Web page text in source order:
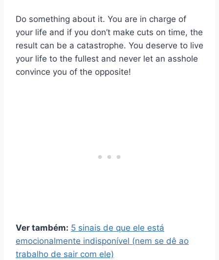
Do something about it. You are in charge of
your life and if you don’t make cuts on time, the
result can be a catastrophe. You deserve to live
your life to the fullest and never let an asshole
convince you of the opposite!
Ver também: 5 sinais de que ele está
emocionalmente indisponível (nem se dê ao
trabalho de sair com ele)